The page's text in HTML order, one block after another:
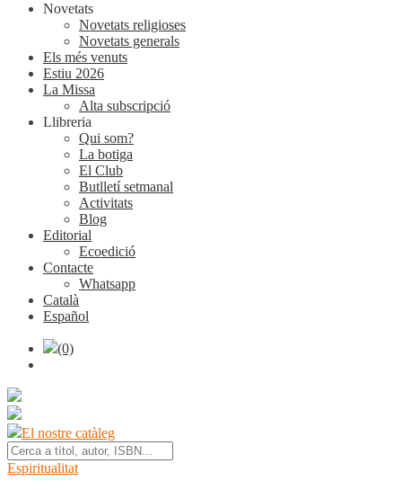
Novetats
Novetats religioses
Novetats generals
Els més venuts
Estiu 2026
La Missa
Alta subscripció
Llibreria
Qui som?
La botiga
El Club
Butlletí setmanal
Activitats
Blog
Editorial
Ecoedició
Contacte
Whatsapp
Català
Español
(0)
El nostre catàleg
Espiritualitat